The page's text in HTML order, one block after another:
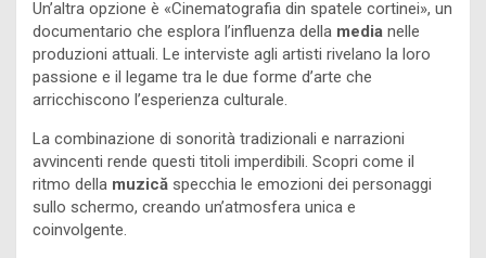
Un’altra opzione è «Cinematografia din spatele cortinei», un
documentario che esplora l’influenza della media nelle
produzioni attuali. Le interviste agli artisti rivelano la loro
passione e il legame tra le due forme d’arte che
arricchiscono l’esperienza culturale.
La combinazione di sonorità tradizionali e narrazioni
avvincenti rende questi titoli imperdibili. Scopri come il
ritmo della muzică specchia le emozioni dei personaggi
sullo schermo, creando un’atmosfera unica e
coinvolgente.